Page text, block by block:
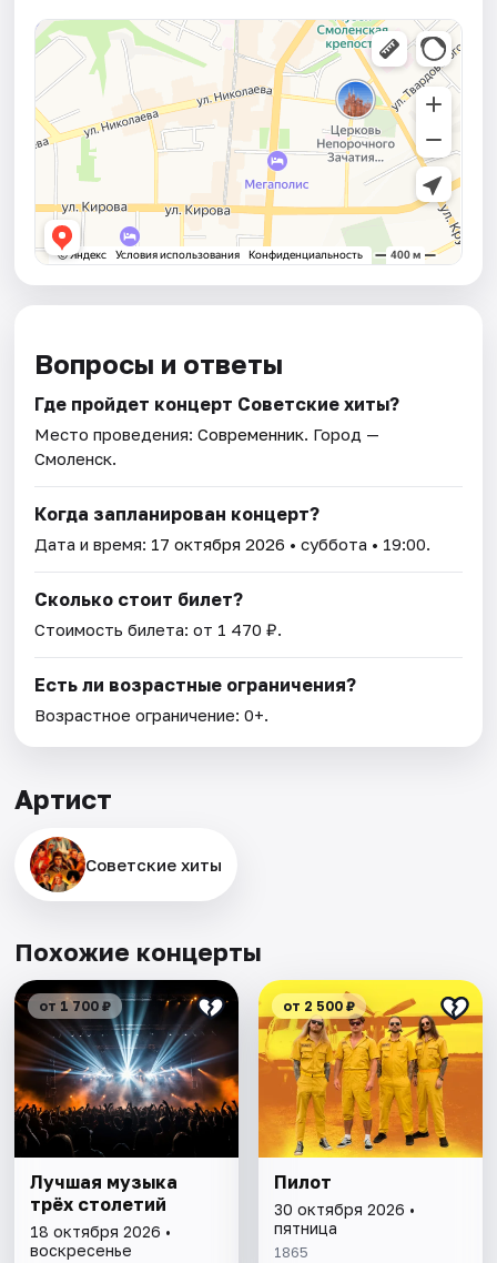
Вопросы и ответы
Где пройдет концерт Советские хиты?
Место проведения:Современник. Город —
Смоленск.
Когда запланирован концерт?
Дата и время: 17 октября 2026 • суббота • 19:00.
Сколько стоит билет?
Стоимость билета: от 1 470 ₽.
Есть ли возрастные ограничения?
Возрастное ограничение: 0+.
Артист
Советские хиты
Похожие концерты
от 1 700 ₽
Лучшая музыка
трёх столетий
18 октября 2026 •
воскресенье
от 2 500 ₽
Пилот
30 октября 2026 •
пятница
1865